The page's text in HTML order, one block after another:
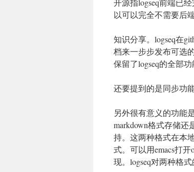
开源指logseq前端已
以可以完全不需要后
知识分享。logseq在
档来一步步发布可选
保留了logseq的全部
还要提到的是同步功
另外很有意义的功能
markdown格式存储还
持。这两种格式在本
式。可以用emacs打
现。logseq对两种格